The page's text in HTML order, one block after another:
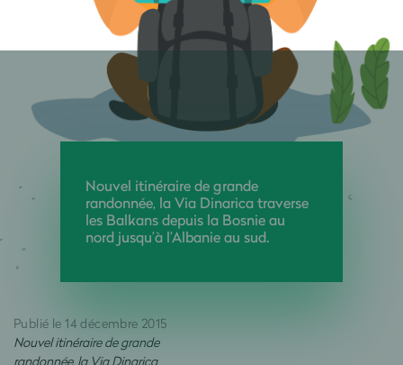
Nouvel itinéraire de grande
randonnée, la Via Dinarica traverse
les Balkans depuis la Bosnie au
nord jusqu’à l’Albanie au sud.
Publié le 14 décembre 2015
Nouvel itinéraire de grande
randonnée, la Via Dinarica